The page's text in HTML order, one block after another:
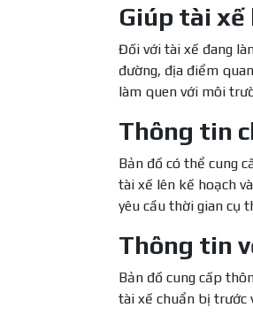
Giúp tài xế
Đối với tài xế đang
đường, địa điểm
làm quen với môi
Thông tin
Bản đồ có thể cung
tài xế lên kế hoạch
yêu cầu thời gian cụ
Thông tin
Bản đồ cung cấp
tài xế chuẩn bị trước